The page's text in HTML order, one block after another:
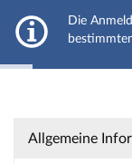
JLU Gießen
Seminar:
Allgemeine
Die